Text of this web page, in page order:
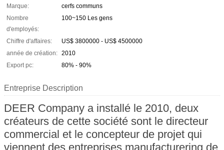
Marque:
cerfs communs
Nombre
d'employés:
100~150 Les gens
Chiffre d'affaires:
US$ 3800000 - US$ 4500000
année de création: 2010
Export pc:
80% - 90%
Entreprise Description
DEER Company a installé le 2010, deux
créateurs de cette société sont le directeur
commercial et le concepteur de projet qui
viennent des entreprises manufacturering de